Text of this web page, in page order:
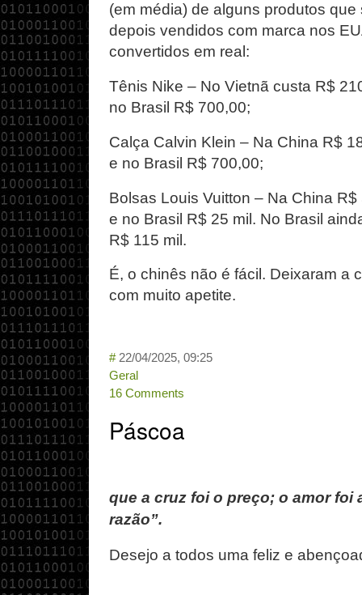
(em média) de alguns produtos
depois vendidos com marca nos
convertidos em real:
Tênis Nike – No Vietnã custa R$
no Brasil R$ 700,00;
Calça Calvin Klein – Na China R$
e no Brasil R$ 700,00;
Bolsas Louis Vuitton – Na China
e no Brasil R$ 25 mil. No Brasil
R$ 115 mil.
É, o chinês não é fácil. Deixaram a
com muito apetite.
# 22/04/2025, 09:25
Geral
16 Comments
Páscoa
que a cruz foi o preço; o amor foi
razão”.
Desejo a todos uma feliz e